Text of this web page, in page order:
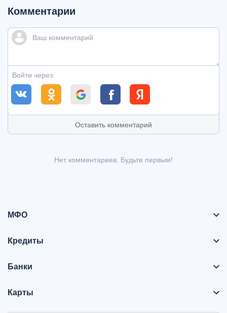
Комментарии
Войти через:
Оставить комментарий
Нет комментариев. Будьте первым!
МФО
Кредиты
Банки
Карты